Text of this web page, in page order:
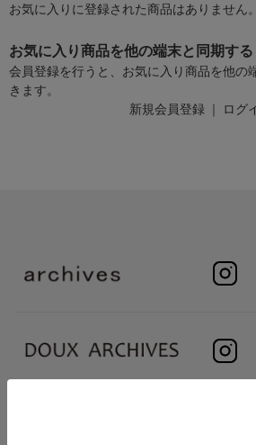
お気に入りに登録された商品はありません。
お気に入り商品を他の端末と同期する
会員登録を行うと、お気に入り商品を他の
きます。
新規会員登録 ｜ ログ